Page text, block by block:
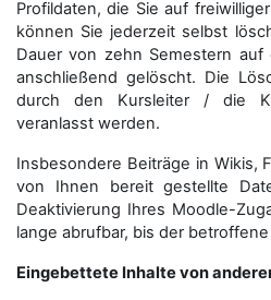
Profildaten, die Sie auf
können Sie jederzeit selbst
Dauer von zehn Semestern
anschließend gelöscht. Die
durch den Kursleiter / die
veranlasst werden.
Insbesondere Beiträge in Wikis,
von Ihnen bereit gestellte
Deaktivierung Ihres Moodle-
lange abrufbar, bis der
Eingebettete Inhalte von